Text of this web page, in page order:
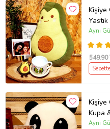
Kişiye
Aynı
549,90
Kişiye
Kupa
Hediye
Aynı